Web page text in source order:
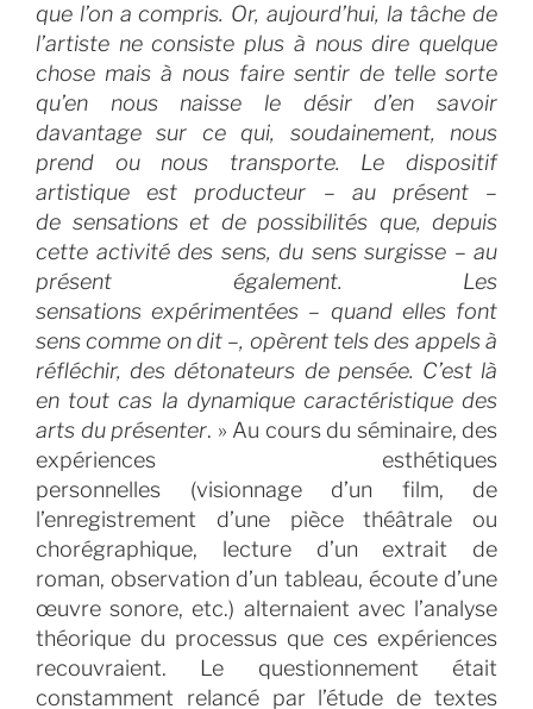
que l’on a compris. Or, aujourd’hui, la tâche de
l’artiste ne consiste plus à nous dire quelque
chose mais à nous faire sentir de telle sorte
qu’en nous naisse le désir d’en savoir
davantage sur ce qui, soudainement, nous
prend ou nous transporte. Le dispositif
artistique est producteur – au présent –
de sensations et de possibilités que, depuis
cette activité des sens, du sens surgisse – au
présent également. Les
sensations expérimentées – quand elles font
sens comme on dit –, opèrent tels des appels à
réfléchir, des détonateurs de pensée. C’est là
en tout cas la dynamique caractéristique des
arts du présenter. » Au cours du séminaire, des
expériences esthétiques
personnelles (visionnage d’un film, de
l’enregistrement d’une pièce théâtrale ou
chorégraphique, lecture d’un extrait de
roman, observation d’un tableau, écoute d’une
œuvre sonore, etc.) alternaient avec l’analyse
théorique du processus que ces expériences
recouvraient. Le questionnement était
constamment relancé par l’étude de textes